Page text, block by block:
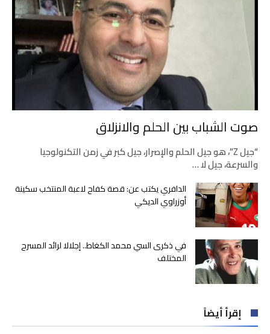
صوت الشباب بين الحلم والانزلاق
“جيل Z”، هو جيل الحلم والإصرار، جيل كبر في زمن التكنولوجيا
والسرعة، جيل لا …
الدافري يكتب عن: قصة كفاح لاعبة المنتخب سكينة
أوزراوي الديكي
في ذكرى السي محمد الكغاط.. إجلالا لرائد المسرح
المختلف
إقرأ أيضاً